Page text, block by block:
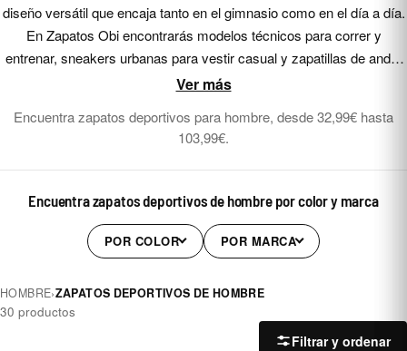
diseño versátil que encaja tanto en el gimnasio como en el día a día.
En Zapatos Obi encontrarás modelos técnicos para correr y
entrenar, sneakers urbanas para vestir casual y zapatillas de andar
con suela amortiguada. Con tejidos transpirables y acabados que
práctica para cualquier momento.
Ver más
Encuentra zapatos deportivos para hombre, desde 32,99€ hasta
103,99€.
Encuentra zapatos deportivos de hombre por color y marca
POR COLOR POR MARCA
HOMBRE›ZAPATOS DEPORTIVOS DE HOMBRE
30 productos
Filtrar y ordenar